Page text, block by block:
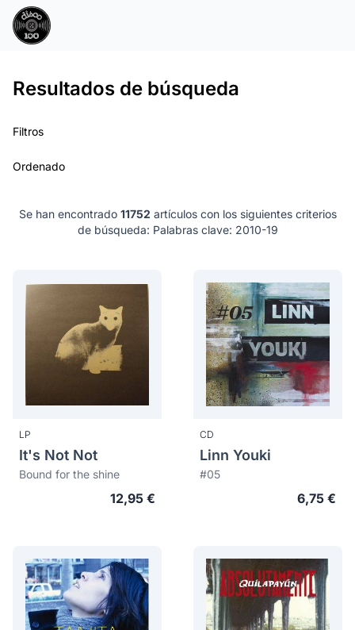
Resultados de búsqueda
Filtros
Ordenado
Se han encontrado 11752 artículos con los siguientes criterios
de búsqueda: Palabras clave: 2010-19
LP
It's Not Not
Bound for the shine
12,95 €
CD
Linn Youki
#05
6,75 €